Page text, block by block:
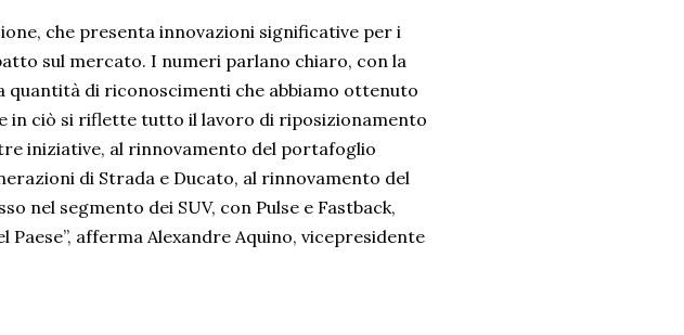
che presenta innovazioni significative per i
sul mercato. I numeri parlano chiaro, con la
quantità di riconoscimenti che abbiamo ottenuto
in ciò si riflette tutto il lavoro di riposizionamento
iniziative, al rinnovamento del portafoglio
di Strada e Ducato, al rinnovamento del
nel segmento dei SUV, con Pulse e Fastback,
afferma Alexandre Aquino, vicepresidente